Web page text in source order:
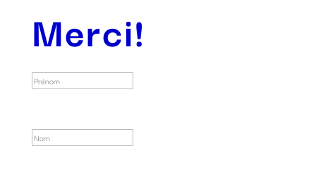
Merci!